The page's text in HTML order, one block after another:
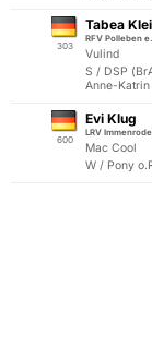
303
Tabea
RFV Polleben
Vulind
S / DSP
Anne-
600
Evi Klug
LRV
Mac Cool
W / Pony